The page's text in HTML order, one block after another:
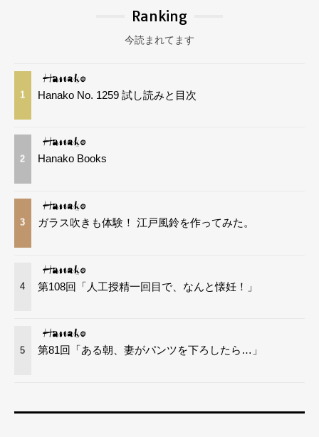
Ranking
今読まれてます
1 Hanako No. 1259 試し読みと目次
2 Hanako Books
3 ガラス吹きも体験！ 江戸風鈴を作ってみた。
4 第108回「人工授精一回目で、なんと懐妊！」
5 第81回「ある朝、妻がパンツを下ろしたら…」